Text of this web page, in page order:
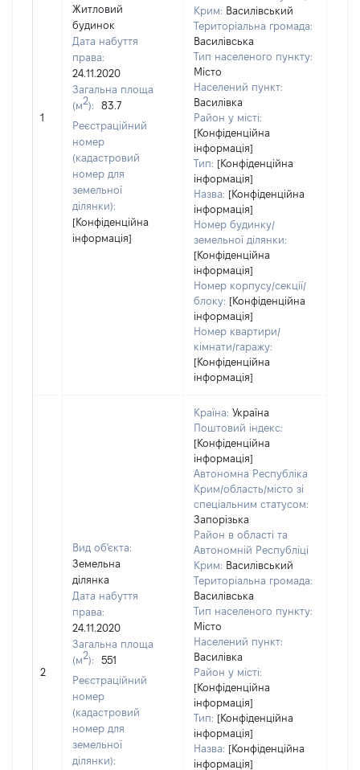
1
Житловий
будинок
Дата набуття
права:
24.11.2020
Загальна площа
(м2):
83.7
Реєстраційний
номер
(кадастровий
номер для
земельної
ділянки):
[Конфіденційна
інформація]
Крим: Василівський
Територіальна громада:
Василівська
Тип населеного пункту:
Місто
Населений пункт:
Василівка
Район у місті:
[Конфіденційна
інформація]
Тип: [Конфіденційна
інформація]
Назва: [Конфіденційна
інформація]
Номер будинку/
земельної ділянки:
[Конфіденційна
інформація]
Номер корпусу/секції/
блоку: [Конфіденційна
інформація]
Номер квартири/
кімнати/гаражу:
[Конфіденційна
інформація]
2
Вид об'єкта:
Земельна
ділянка
Дата набуття
права:
24.11.2020
Загальна площа
(м2):
551
Реєстраційний
номер
(кадастровий
номер для
земельної
ділянки):
Країна: Україна
Поштовий індекс:
[Конфіденційна
інформація]
Автономна Республіка
Крим/область/місто зі
спеціальним статусом:
Запорізька
Район в області та
Автономній Республіці
Крим: Василівський
Територіальна громада:
Василівська
Тип населеного пункту:
Місто
Населений пункт:
Василівка
Район у місті:
[Конфіденційна
інформація]
Тип: [Конфіденційна
інформація]
Назва: [Конфіденційна
інформація]